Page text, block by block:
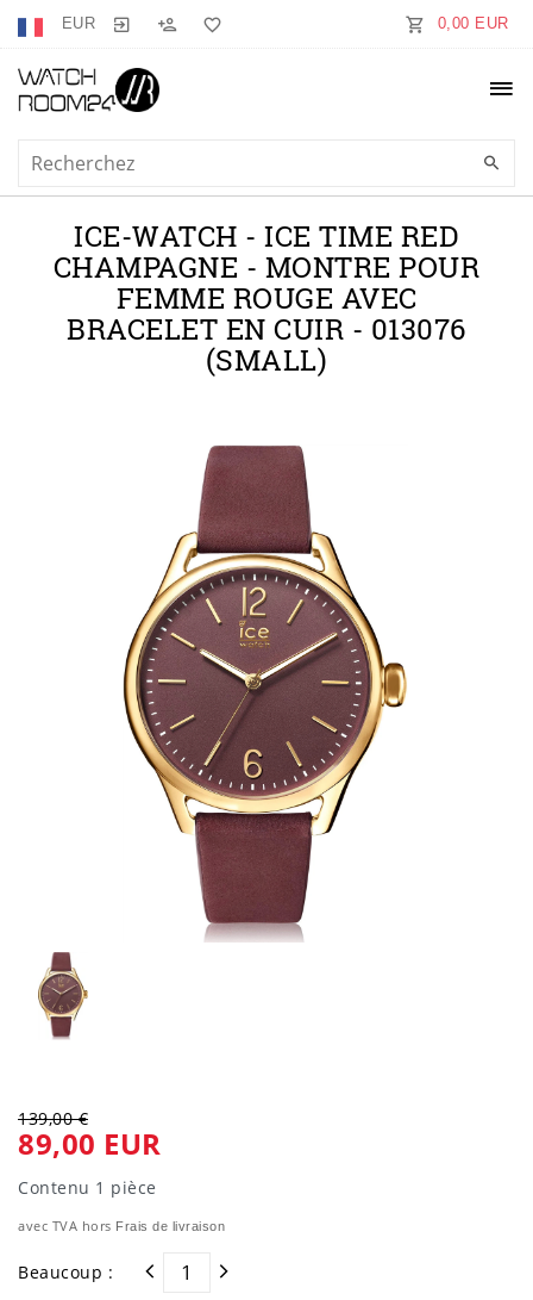
EUR 0,00 EUR
ICE-WATCH - ICE TIME RED
CHAMPAGNE - MONTRE POUR
FEMME ROUGE AVEC
BRACELET EN CUIR - 013076
(SMALL)
139,00 €
89,00 EUR
Contenu 1 pièce
avec TVA hors Frais de livraison
Beaucoup :